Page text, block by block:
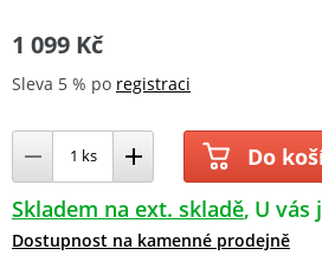
1 099 Kč
Sleva 5 % po registraci
Do
Skladem na ext. skladě U vás
Dostupnost na kamenné prodejně